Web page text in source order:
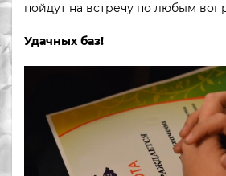
пойдут на встречу по любым
Удачных баз!